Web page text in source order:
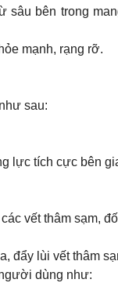
sâu bên trong
mạnh, rạng rỡ.
sau:
lực tích cực bên
vết thâm sạm,
đẩy lùi vết thâm
dùng như: